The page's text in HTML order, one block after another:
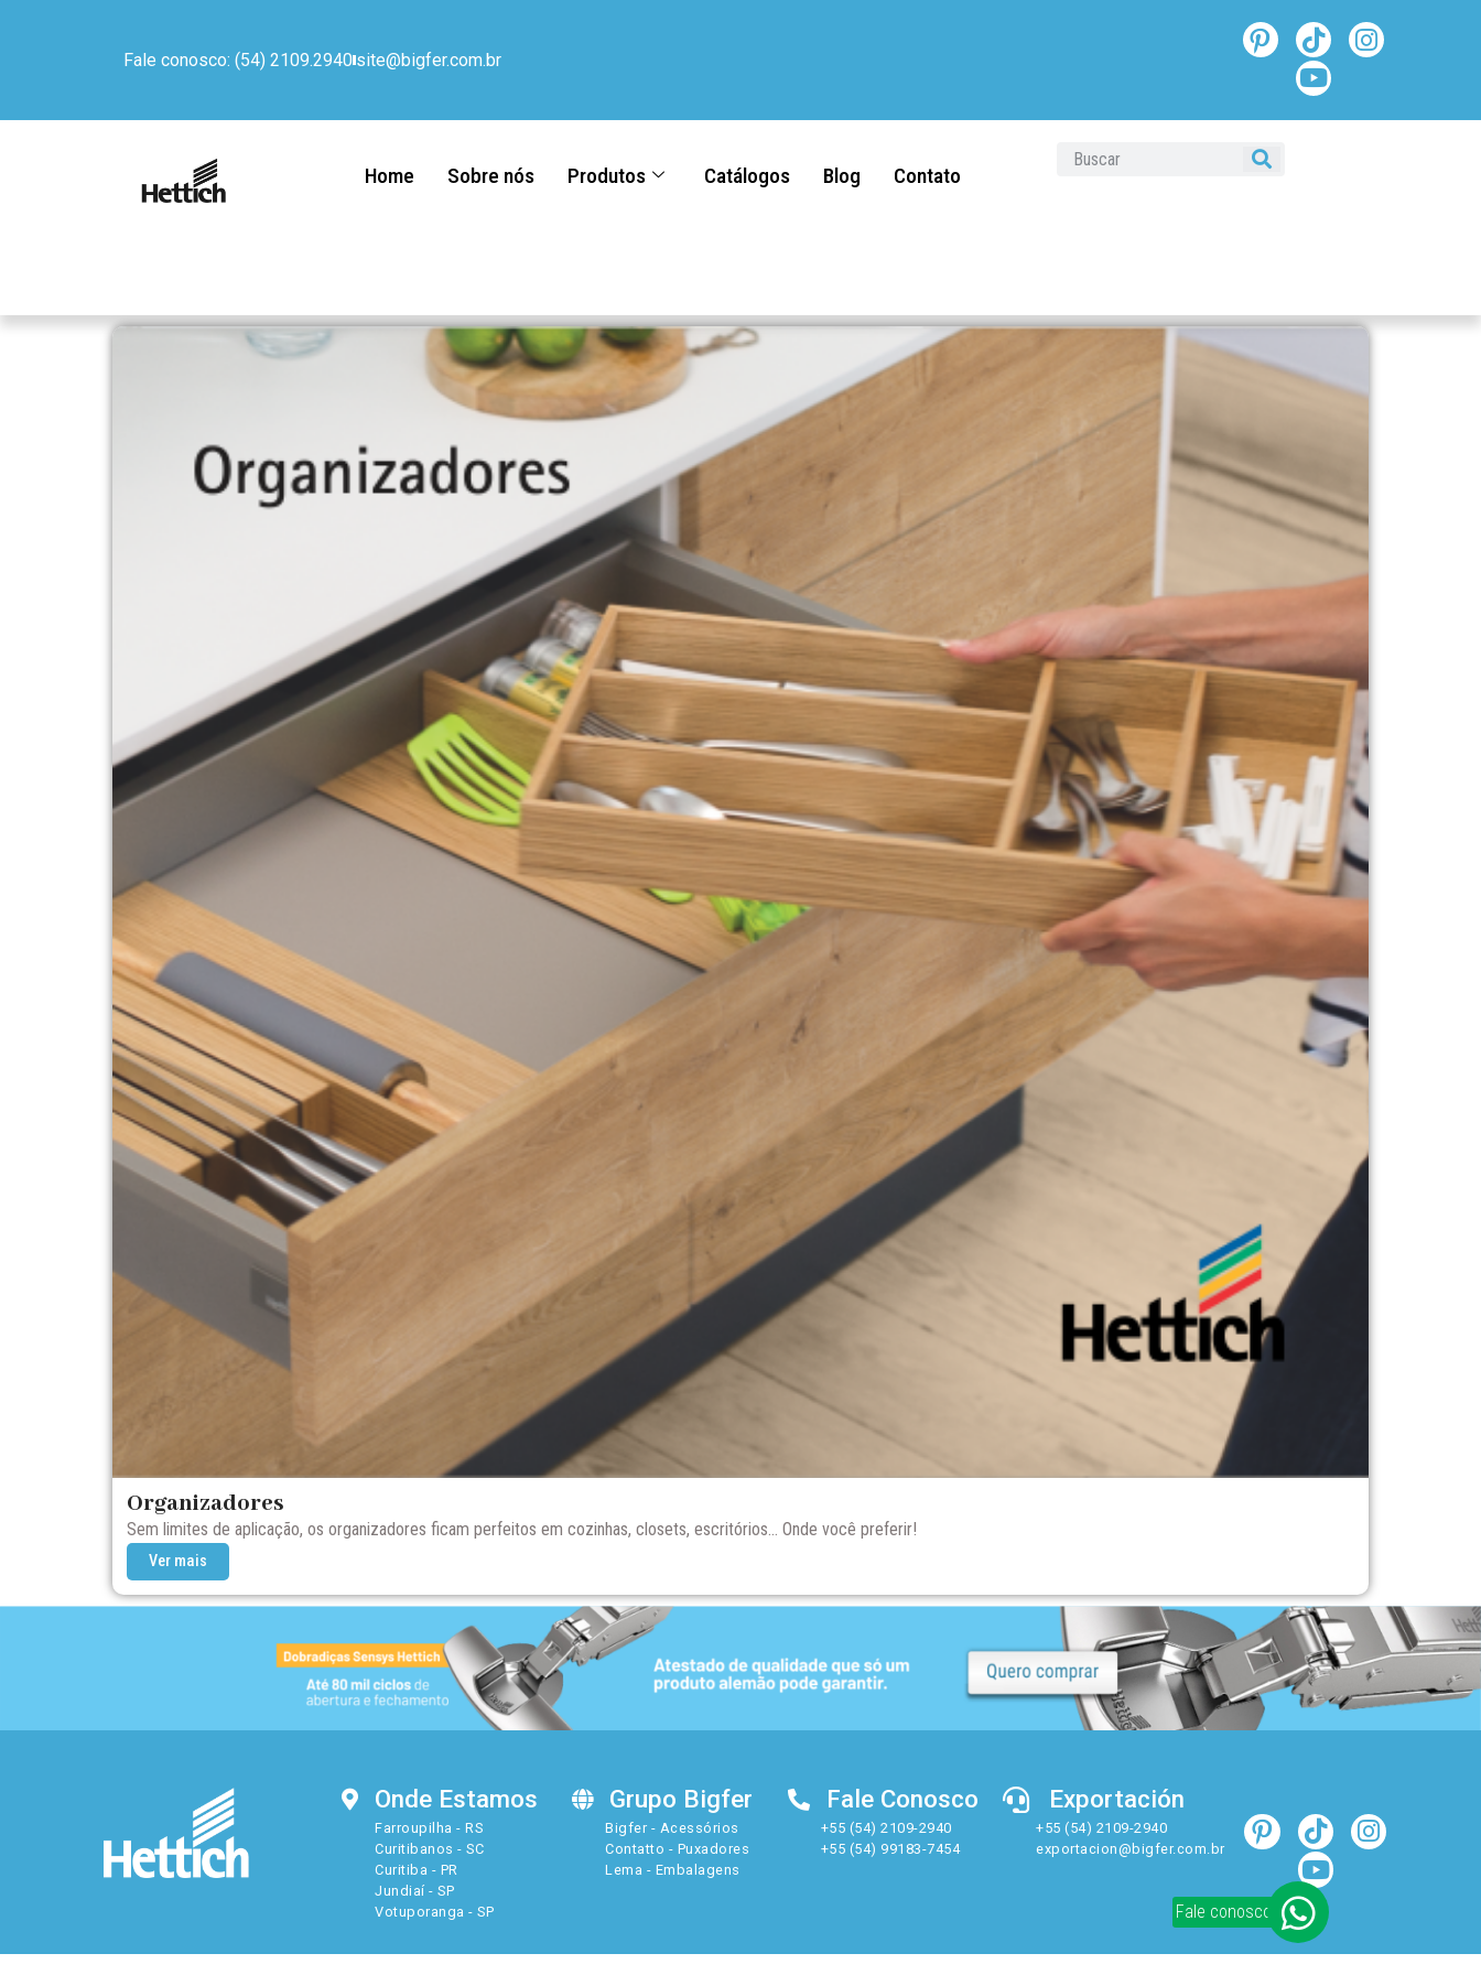
Fale conosco: (54) 2109.2940site@bigfer.com.br
Home Sobre nós Produtos Catálogos Blog Contato
Organizadores
Sem limites de aplicação, os organizadores ficam perfeitos em cozinhas, closets, escritórios… Onde você preferir!
Ver mais
Onde Estamos
Farroupilha - RS
Curitibanos - SC
Curitiba - PR
Jundiaí - SP
Votuporanga - SP
Grupo Bigfer
Bigfer - Acessórios
Contatto - Puxadores
Lema - Embalagens
Fale Conosco
+55 (54) 2109-2940
+55 (54) 99183-7454
Exportación
+55 (54) 2109-2940
exportacion@bigfer.com.br
Fale conosco